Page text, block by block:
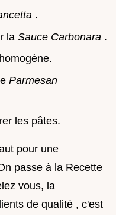
.
la Sauce Carbonara .
Parmesan
les pâtes.
pour une
passe à la Recette
vous, la
de qualité , c'est